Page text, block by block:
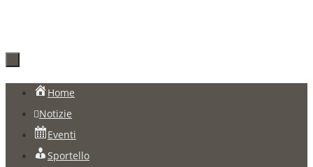
Salta
contenuto
Home
Notizie
Eventi
Sportello